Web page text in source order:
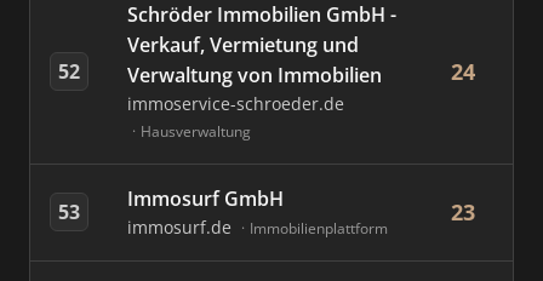
52
Schröder Immobilien GmbH -
Verkauf, Vermietung und
Verwaltung von Immobilien
immoservice-schroeder.de
Hausverwaltung
24
53 Immosurf GmbH
immosurf.de Immobilienplattform
23